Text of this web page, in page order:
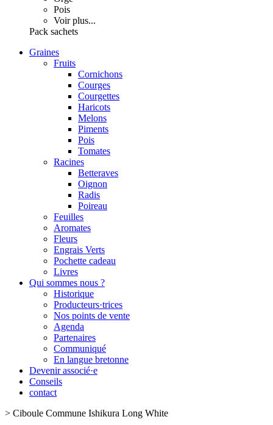
Pois
Voir plus...
Pack sachets
Graines
Fruits
Cornichons
Courges
Courgettes
Haricots
Melons
Piments
Pois
Tomates
Racines
Betteraves
Oignon
Radis
Poireau
Feuilles
Aromates
Fleurs
Engrais Verts
Pochette cadeau
Livres
Qui sommes nous ?
Historique
Producteurs·trices
Nos points de vente
Agenda
Partenaires
Communiqué
En langue bretonne
Devenir associé·e
Conseils
contact
> Ciboule Commune Ishikura Long White